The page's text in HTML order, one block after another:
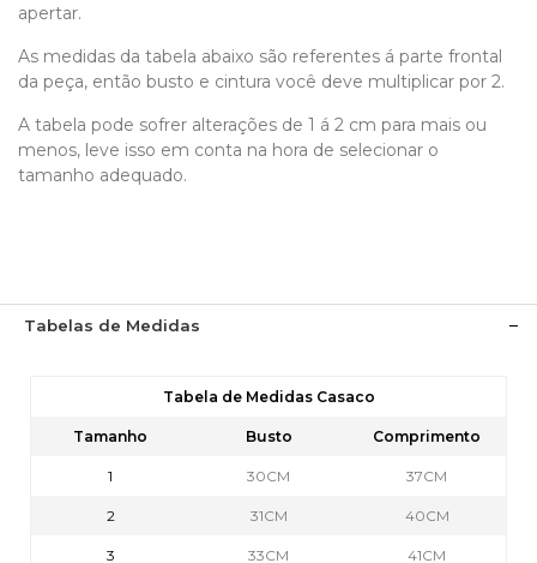
apertar.
As medidas da tabela abaixo são referentes á parte frontal
da peça, então busto e cintura você deve multiplicar por 2.
A tabela pode sofrer alterações de 1 á 2 cm para mais ou
menos, leve isso em conta na hora de selecionar o
tamanho adequado.
Tabelas de Medidas
Tabela de Medidas Casaco
Tamanho Busto Comprimento
1 30CM 37CM
2 31CM 40CM
3 33CM 41CM